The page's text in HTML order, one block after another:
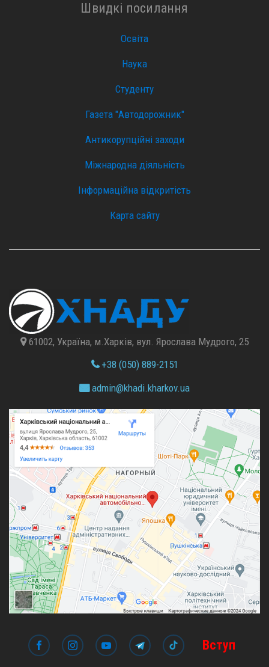
Швидкі посилання
Освіта
Наука
Студенту
Газета "Автодорожник"
Антикорупційні заходи
Міжнародна діяльність
Інформаційна відкритість
Карта сайту
61002, Україна, м.Харків, вул. Ярослава Мудрого, 25
+38 (050) 889-2151
admin@khadi.kharkov.ua
Вступ